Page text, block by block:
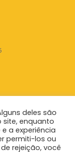
Agenda do Reitor
deles são
enquanto
a experiência
permiti-los ou
rejeição, você